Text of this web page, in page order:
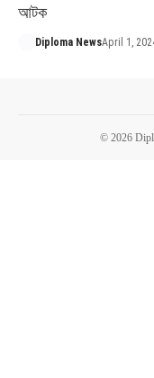
আটক
Diploma NewsApril 1,
© 2026